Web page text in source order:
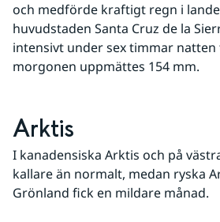
och medförde kraftigt regn i
huvudstaden Santa Cruz de la
intensivt under sex timmar natten
morgonen uppmättes 154 mm.
Arktis
I kanadensiska Arktis och på
kallare än normalt, medan ryska
Grönland fick en mildare månad.